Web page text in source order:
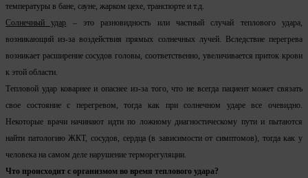
температуры в бане, сауне, жарком цехе, транспорте и т.д.
Солнечный удар – это разновидность или частный случай теплового удара,
возникающий из-за воздействия прямых солнечных лучей. Вследствие перегрева
возникает расширение сосудов головы, соответственно, увеличивается приток крови
к этой области.
Тепловой удар коварнее и опаснее из-за того, что не всегда пациент может связать
свое состояние с перегревом, тогда как при солнечном ударе все очевидно.
Некоторые врачи начинают идти по ложному диагностическому пути и пытаются
найти патологию ЖКТ, сосудов, сердца (в зависимости от симптомов), тогда как у
человека на самом деле нарушение терморегуляции.
Что происходит с организмом во время теплового удара?